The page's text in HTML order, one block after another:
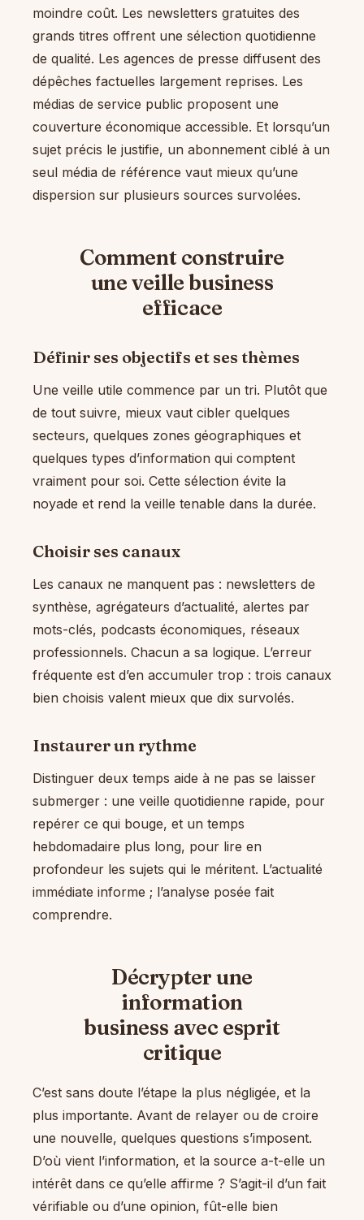
moindre coût. Les newsletters gratuites des
grands titres offrent une sélection quotidienne
de qualité. Les agences de presse diffusent des
dépêches factuelles largement reprises. Les
médias de service public proposent une
couverture économique accessible. Et lorsqu’un
sujet précis le justifie, un abonnement ciblé à un
seul média de référence vaut mieux qu’une
dispersion sur plusieurs sources survolées.
Comment construire
une veille business
efficace
Définir ses objectifs et ses thèmes
Une veille utile commence par un tri. Plutôt que
de tout suivre, mieux vaut cibler quelques
secteurs, quelques zones géographiques et
quelques types d’information qui comptent
vraiment pour soi. Cette sélection évite la
noyade et rend la veille tenable dans la durée.
Choisir ses canaux
Les canaux ne manquent pas : newsletters de
synthèse, agrégateurs d’actualité, alertes par
mots-clés, podcasts économiques, réseaux
professionnels. Chacun a sa logique. L’erreur
fréquente est d’en accumuler trop : trois canaux
bien choisis valent mieux que dix survolés.
Instaurer un rythme
Distinguer deux temps aide à ne pas se laisser
submerger : une veille quotidienne rapide, pour
repérer ce qui bouge, et un temps
hebdomadaire plus long, pour lire en
profondeur les sujets qui le méritent. L’actualité
immédiate informe ; l’analyse posée fait
comprendre.
Décrypter une
information
business avec esprit
critique
C’est sans doute l’étape la plus négligée, et la
plus importante. Avant de relayer ou de croire
une nouvelle, quelques questions s’imposent.
D’où vient l’information, et la source a-t-elle un
intérêt dans ce qu’elle affirme ? S’agit-il d’un fait
vérifiable ou d’une opinion, fût-elle bien